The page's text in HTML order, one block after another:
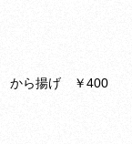
から揚げ ￥400